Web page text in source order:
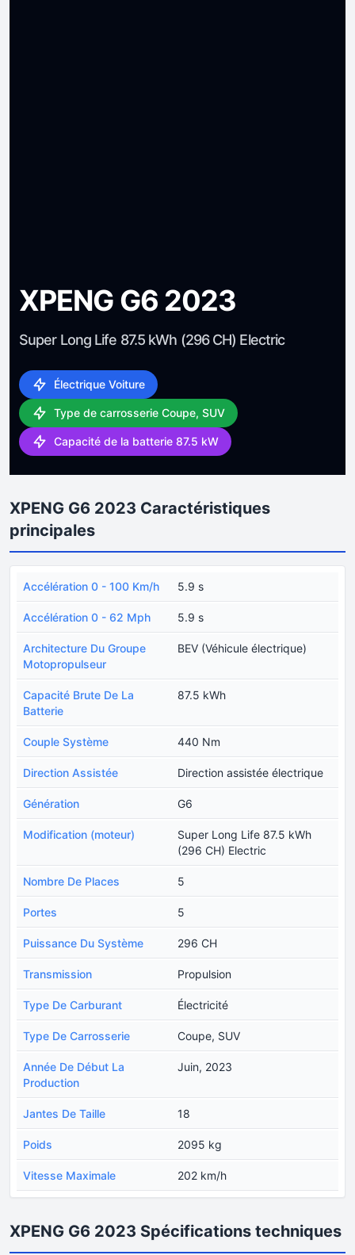
XPENG G6 2023
Super Long Life 87.5 kWh (296 CH) Electric
Électrique Voiture
Type de carrosserie Coupe, SUV
Capacité de la batterie 87.5 kW
XPENG G6 2023 Caractéristiques
principales
Accélération 0 - 100 Km/h 5.9 s
Accélération 0 - 62 Mph 5.9 s
Architecture Du Groupe
Motopropulseur
BEV (Véhicule électrique)
Capacité Brute De La
Batterie
87.5 kWh
Couple Système 440 Nm
Direction Assistée Direction assistée électrique
Génération G6
Modification (moteur)
Super Long Life 87.5 kWh
(296 CH) Electric
Nombre De Places 5
Portes 5
Puissance Du Système 296 CH
Transmission Propulsion
Type De Carburant Électricité
Type De Carrosserie Coupe, SUV
Année De Début La
Production
Juin, 2023
Jantes De Taille 18
Poids 2095 kg
Vitesse Maximale 202 km/h
XPENG G6 2023 Spécifications techniques